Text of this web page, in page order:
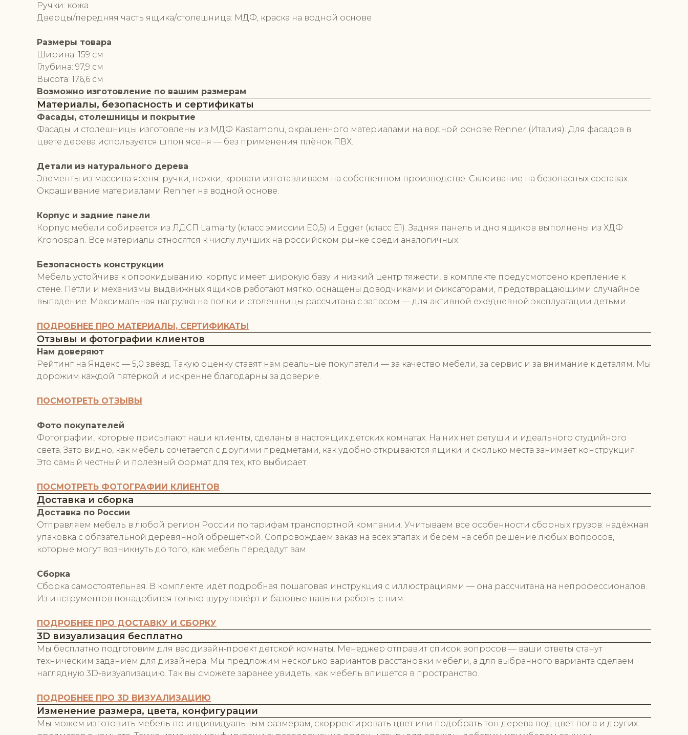
Ручки: кожа
Дверцы/передняя часть ящика/столешница: МДФ, краска на водной основе
Размеры товара
Ширина: 159 см
Глубина: 97,9 см
Высота: 176,6 см
Возможно изготовление по вашим размерам
Материалы, безопасность и сертификаты
Фасады, столешницы и покрытие
Фасады и столешницы изготовлены из МДФ Kastamonu, окрашенного материалами на водной основе Renner (Италия). Для фасадов в
цвете дерева используется шпон ясеня — без применения плёнок ПВХ.
Детали из натурального дерева
Элементы из массива ясеня: ручки, ножки, кровати изготавливаем на собственном производстве. Склеивание на безопасных составах.
Окрашивание материалами Renner на водной основе.
Корпус и задние панели
Корпус мебели собирается из ЛДСП Lamarty (класс эмиссии Е0,5) и Egger (класс Е1). Задняя панель и дно ящиков выполнены из ХДФ
Kronospan. Все материалы относятся к числу лучших на российском рынке среди аналогичных.
Безопасность конструкции
Мебель устойчива к опрокидыванию: корпус имеет широкую базу и низкий центр тяжести, в комплекте предусмотрено крепление к
стене. Петли и механизмы выдвижных ящиков работают мягко, оснащены доводчиками и фиксаторами, предотвращающими случайное
выпадение. Максимальная нагрузка на полки и столешницы рассчитана с запасом — для активной ежедневной эксплуатации детьми.
ПОДРОБНЕЕ ПРО МАТЕРИАЛЫ, СЕРТИФИКАТЫ
Отзывы и фотографии клиентов
Нам доверяют
Рейтинг на Яндекс — 5,0 звёзд. Такую оценку ставят нам реальные покупатели — за качество мебели, за сервис и за внимание к деталям. Мы
дорожим каждой пятёркой и искренне благодарны за доверие.
ПОСМОТРЕТЬ ОТЗЫВЫ
Фото покупателей
Фотографии, которые присылают наши клиенты, сделаны в настоящих детских комнатах. На них нет ретуши и идеального студийного
света. Зато видно, как мебель сочетается с другими предметами, как удобно открываются ящики и сколько места занимает конструкция.
Это самый честный и полезный формат для тех, кто выбирает.
ПОСМОТРЕТЬ ФОТОГРАФИИ КЛИЕНТОВ
Доставка и сборка
Доставка по России
Отправляем мебель в любой регион России по тарифам транспортной компании. Учитываем все особенности сборных грузов: надёжная
упаковка с обязательной деревянной обрешёткой. Сопровождаем заказ на всех этапах и берем на себя решение любых вопросов,
которые могут возникнуть до того, как мебель передадут вам.
Сборка
Сборка самостоятельная. В комплекте идёт подробная пошаговая инструкция с иллюстрациями — она рассчитана на непрофессионалов.
Из инструментов понадобится только шуруповёрт и базовые навыки работы с ним.
ПОДРОБНЕЕ ПРО ДОСТАВКУ И СБОРКУ
3D визуализация бесплатно
Мы бесплатно подготовим для вас дизайн‑проект детской комнаты. Менеджер отправит список вопросов — ваши ответы станут
техническим заданием для дизайнера. Мы предложим несколько вариантов расстановки мебели, а для выбранного варианта сделаем
наглядную 3D‑визуализацию. Так вы сможете заранее увидеть, как мебель впишется в пространство.
ПОДРОБНЕЕ ПРО 3D ВИЗУАЛИЗАЦИЮ
Изменение размера, цвета, конфигурации
Мы можем изготовить мебель по индивидуальным размерам, скорректировать цвет или подобрать тон дерева под цвет пола и других